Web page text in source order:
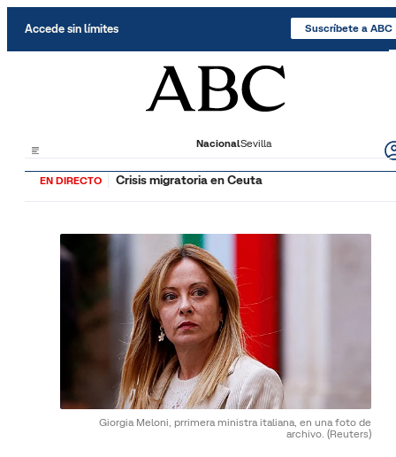
Accede sin límites Suscríbete a ABC
NacionalSevilla
EN DIRECTO Crisis migratoria en Ceuta
Giorgia Meloni, prrimera ministra italiana, en una foto de
archivo. (Reuters)